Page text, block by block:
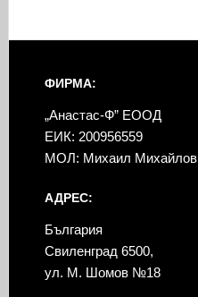
ФИРМА:
„Анастас-Ф” ЕООД
ЕИК: 200956559
МОЛ: Михаил Михайлов
АДРЕС:
България
Свиленград 6500,
ул. М. Шомов №18